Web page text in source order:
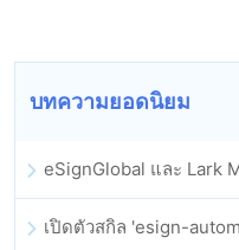
บทความยอดนิยม